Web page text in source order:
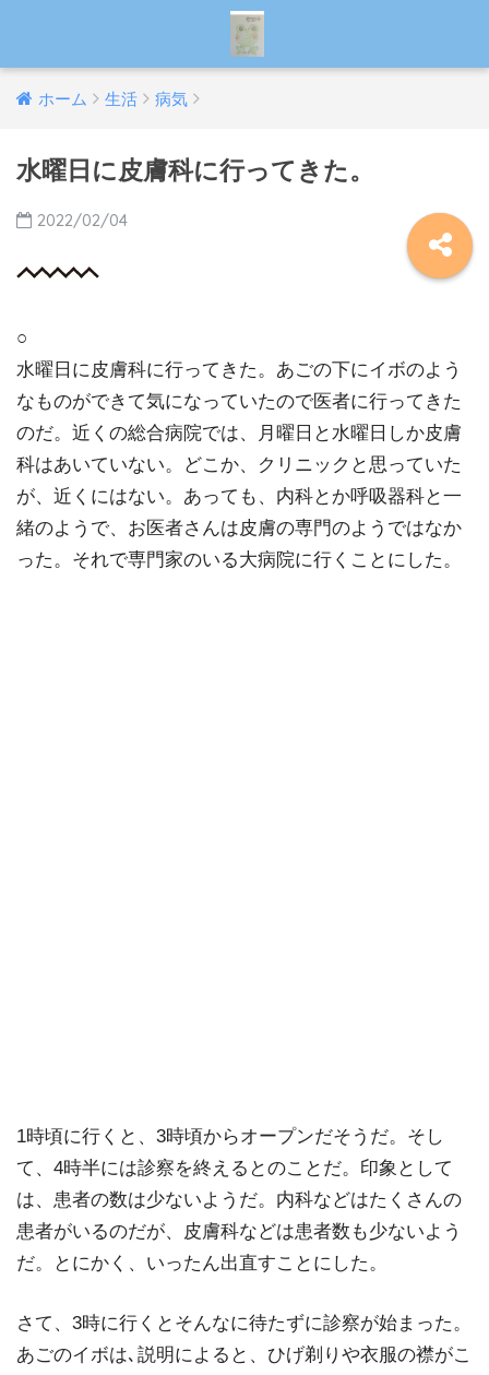
ホーム 生活 病気
水曜日に皮膚科に行ってきた。
2022/02/04
○
水曜日に皮膚科に行ってきた。あごの下にイボのよう
なものができて気になっていたので医者に行ってきた
のだ。近くの総合病院では、月曜日と水曜日しか皮膚
科はあいていない。どこか、クリニックと思っていた
が、近くにはない。あっても、内科とか呼吸器科と一
緒のようで、お医者さんは皮膚の専門のようではなか
った。それで専門家のいる大病院に行くことにした。
1時頃に行くと、3時頃からオープンだそうだ。そし
て、4時半には診察を終えるとのことだ。印象として
は、患者の数は少ないようだ。内科などはたくさんの
患者がいるのだが、皮膚科などは患者数も少ないよう
だ。とにかく、いったん出直すことにした。
さて、3時に行くとそんなに待たずに診察が始まった。
あごのイボは､説明によると、ひげ剃りや衣服の襟がこ